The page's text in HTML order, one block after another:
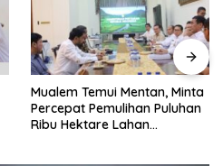
Mualem Temui Mentan, Minta
Percepat Pemulihan Puluhan
Ribu Hektare Lahan